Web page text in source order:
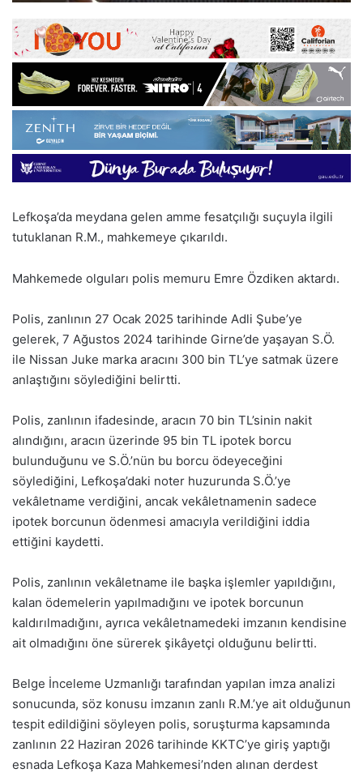
Lefkoşa’da meydana gelen amme fesatçılığı suçuyla ilgili
tutuklanan R.M., mahkemeye çıkarıldı.
Mahkemede olguları polis memuru Emre Özdiken aktardı.
Polis, zanlının 27 Ocak 2025 tarihinde Adli Şube’ye
gelerek, 7 Ağustos 2024 tarihinde Girne’de yaşayan S.Ö.
ile Nissan Juke marka aracını 300 bin TL’ye satmak üzere
anlaştığını söylediğini belirtti.
Polis, zanlının ifadesinde, aracın 70 bin TL’sinin nakit
alındığını, aracın üzerinde 95 bin TL ipotek borcu
bulunduğunu ve S.Ö.’nün bu borcu ödeyeceğini
söylediğini, Lefkoşa’daki noter huzurunda S.Ö.’ye
vekâletname verdiğini, ancak vekâletnamenin sadece
ipotek borcunun ödenmesi amacıyla verildiğini iddia
ettiğini kaydetti.
Polis, zanlının vekâletname ile başka işlemler yapıldığını,
kalan ödemelerin yapılmadığını ve ipotek borcunun
kaldırılmadığını, ayrıca vekâletnamedeki imzanın kendisine
ait olmadığını öne sürerek şikâyetçi olduğunu belirtti.
Belge İnceleme Uzmanlığı tarafından yapılan imza analizi
sonucunda, söz konusu imzanın zanlı R.M.’ye ait olduğunun
tespit edildiğini söyleyen polis, soruşturma kapsamında
zanlının 22 Haziran 2026 tarihinde KKTC’ye giriş yaptığı
esnada Lefkoşa Kaza Mahkemesi’nden alınan derdest